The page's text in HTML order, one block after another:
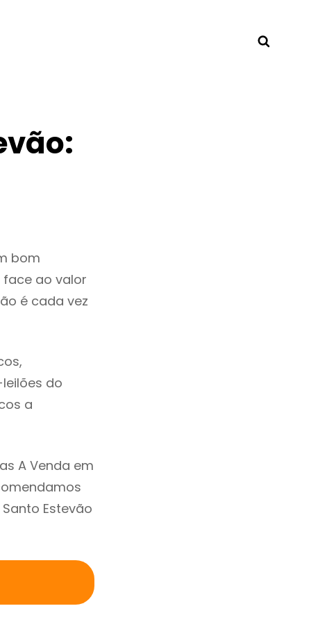
bom
ao valor
é cada vez
do
a
A Venda em
Estevão